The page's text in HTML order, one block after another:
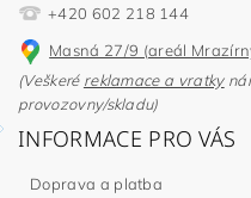
+420 602 218 144
Masná 27/9 (areál
(Veškeré reklamace a vratky
provozovny/skladu)
INFORMACE PRO VÁS
Doprava a platba